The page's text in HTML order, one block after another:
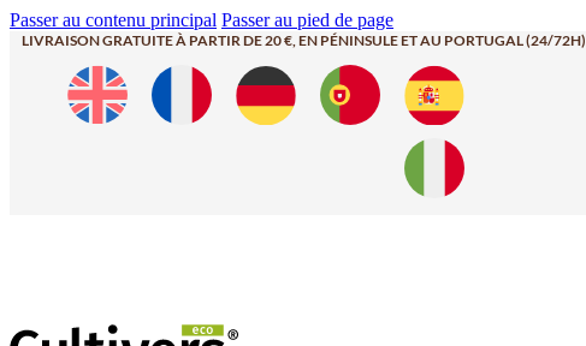
Passer au contenu principal Passer au pied de page
LIVRAISON GRATUITE À PARTIR DE 20 €, EN PÉNINSULE ET AU PORTUGAL (24/72H)